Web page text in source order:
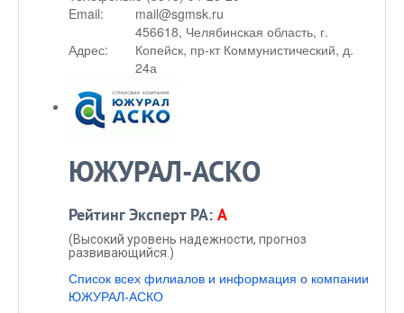
Email:
mail@sgmsk.ru
Адрес:
456618, Челябинская область, г.
Копейск, пр-кт Коммунистический, д.
24а
ЮЖУРАЛ-АСКО
Рейтинг Эксперт РА: A
(Высокий уровень надежности, прогноз
развивающийся.)
Список всех филиалов и информация о компании
ЮЖУРАЛ-АСКО